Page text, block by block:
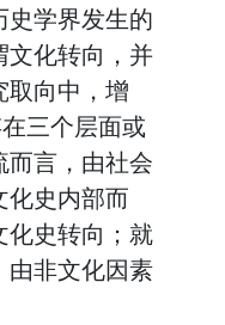
学界发生的
文化转向，并
取向中，增
三个层面或
言，由社会
化史内部而
化史转向；就
由非文化因素